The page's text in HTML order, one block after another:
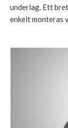
underlag. Ett
enkelt monteras